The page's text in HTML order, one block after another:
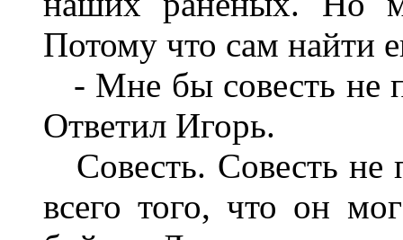
Потому что сам найти
- Мне бы совесть не
Ответил Игорь.
Совесть. Совесть не
всего того, что он